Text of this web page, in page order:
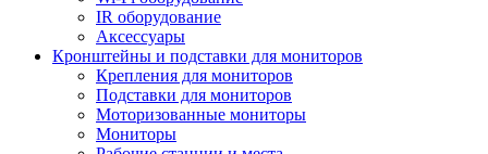
IR оборудование
Аксессуары
Кронштейны и подставки для мониторов
Крепления для мониторов
Подставки для мониторов
Моторизованные мониторы
Мониторы